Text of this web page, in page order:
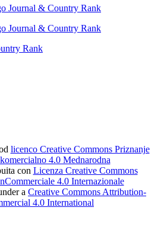
licenco Creative Commons Priznanje
4.0 Mednarodna
con Licenza Creative Commons
4.0 Internazionale
a Creative Commons Attribution-
4.0 International